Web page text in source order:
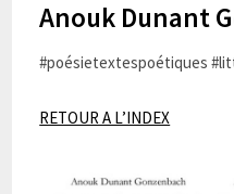
Anouk Dunant
#poésietextespoétiques
RETOUR A L’INDEX